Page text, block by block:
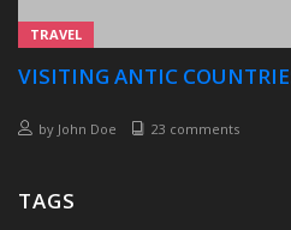
TRAVEL
VISITING ANTIC
by John Doe 23 comments
TAGS